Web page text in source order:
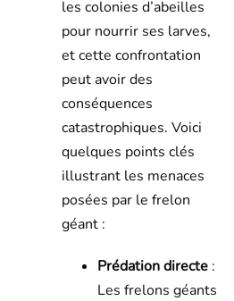
les colonies d’abeilles
pour nourrir ses larves,
et cette confrontation
peut avoir des
conséquences
catastrophiques. Voici
quelques points clés
illustrant les menaces
posées par le frelon
géant :
Prédation directe:
Les frelons géants